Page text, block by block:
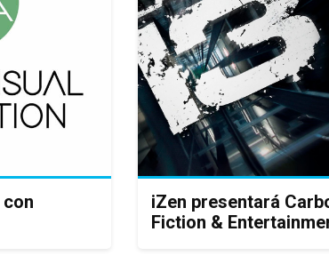
iZen presentará
Fiction &